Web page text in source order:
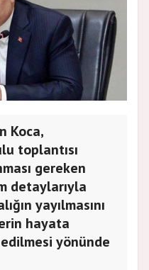
Koca,
toplantısı
gereken
detaylarıyla
yayılmasını
hayata
yönünde